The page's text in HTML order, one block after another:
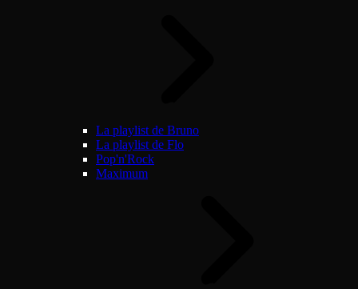
La playlist de Bruno
La playlist de Flo
Pop'n'Rock
Maximum